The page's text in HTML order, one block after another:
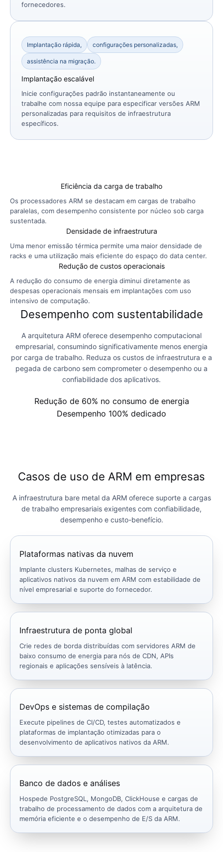
fornecedores.
Implantação rápida, configurações personalizadas,
assistência na migração.
Implantação escalável
Inicie configurações padrão instantaneamente ou
trabalhe com nossa equipe para especificar versões ARM
personalizadas para requisitos de infraestrutura
específicos.
Eficiência da carga de trabalho
Os processadores ARM se destacam em cargas de trabalho
paralelas, com desempenho consistente por núcleo sob carga
sustentada.
Densidade de infraestrutura
Uma menor emissão térmica permite uma maior densidade de
racks e uma utilização mais eficiente do espaço do data center.
Redução de custos operacionais
A redução do consumo de energia diminui diretamente as
despesas operacionais mensais em implantações com uso
intensivo de computação.
Desempenho com sustentabilidade
A arquitetura ARM oferece desempenho computacional
empresarial, consumindo significativamente menos energia
por carga de trabalho. Reduza os custos de infraestrutura e a
pegada de carbono sem comprometer o desempenho ou a
confiabilidade dos aplicativos.
Redução de 60% no consumo de energia
Desempenho 100% dedicado
Casos de uso de ARM em empresas
A infraestrutura bare metal da ARM oferece suporte a cargas
de trabalho empresariais exigentes com confiabilidade,
desempenho e custo-benefício.
Plataformas nativas da nuvem
Implante clusters Kubernetes, malhas de serviço e
aplicativos nativos da nuvem em ARM com estabilidade de
nível empresarial e suporte do fornecedor.
Infraestrutura de ponta global
Crie redes de borda distribuídas com servidores ARM de
baixo consumo de energia para nós de CDN, APIs
regionais e aplicações sensíveis à latência.
DevOps e sistemas de compilação
Execute pipelines de CI/CD, testes automatizados e
plataformas de implantação otimizadas para o
desenvolvimento de aplicativos nativos da ARM.
Banco de dados e análises
Hospede PostgreSQL, MongoDB, ClickHouse e cargas de
trabalho de processamento de dados com a arquitetura de
memória eficiente e o desempenho de E/S da ARM.